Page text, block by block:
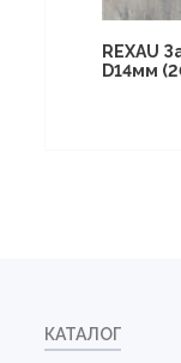
REXAU
D14мм
КАТАЛОГ